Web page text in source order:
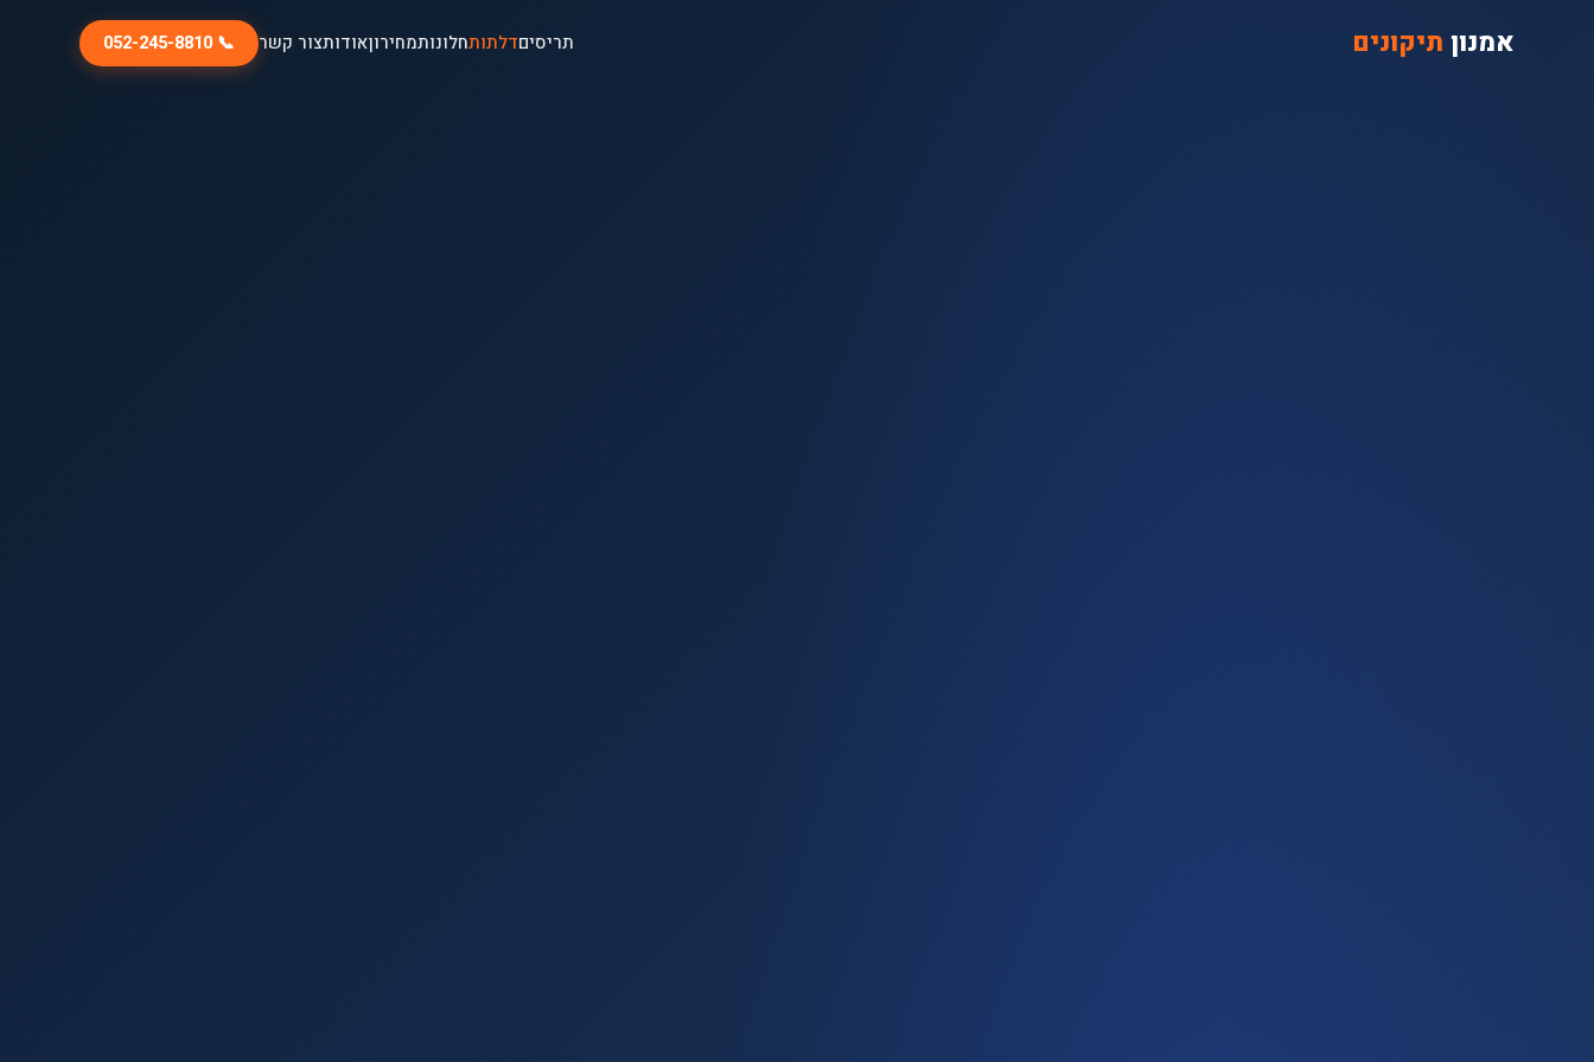
אמנון תיקונים תריסיםדלתותחלונותמחירוןאודותצור קשר 📞 052-245-8810